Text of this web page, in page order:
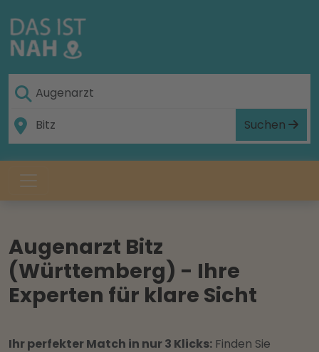
Suchen
Augenarzt Bitz
(Württemberg) - Ihre
Experten für klare Sicht
Ihr perfekter Match in nur 3 Klicks: Finden Sie